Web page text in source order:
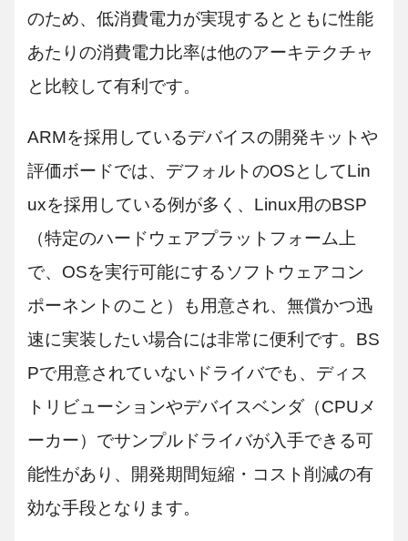
のため、低消費電力が実現するとともに性能
あたりの消費電力比率は他のアーキテクチャ
と比較して有利です。
ARMを採用しているデバイスの開発キットや
評価ボードでは、デフォルトのOSとしてLin
uxを採用している例が多く、Linux用のBSP
（特定のハードウェアプラットフォーム上
で、OSを実行可能にするソフトウェアコン
ポーネントのこと）も用意され、無償かつ迅
速に実装したい場合には非常に便利です。BS
Pで用意されていないドライバでも、ディス
トリビューションやデバイスベンダ（CPUメ
ーカー）でサンプルドライバが入手できる可
能性があり、開発期間短縮・コスト削減の有
効な手段となります。